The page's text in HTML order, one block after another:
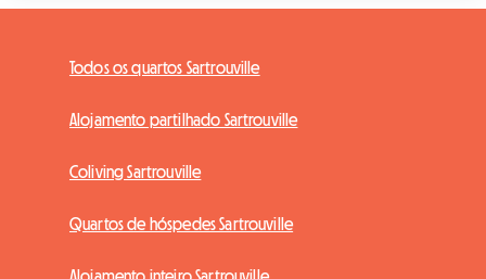
Todos os quartos Sartrouville
Alojamento partilhado Sartrouville
Coliving Sartrouville
Quartos de hóspedes Sartrouville